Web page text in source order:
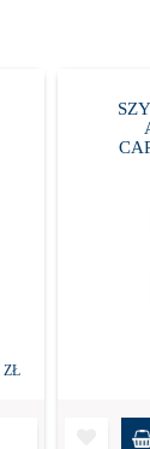
ZŁ